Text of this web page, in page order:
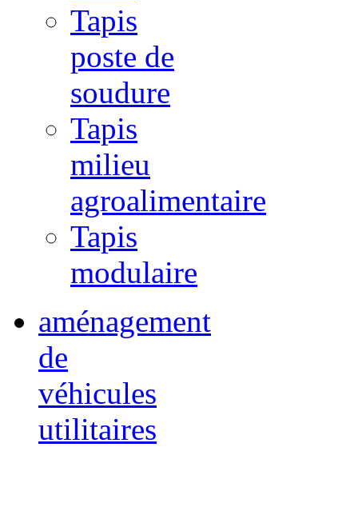
Tapis
poste de
soudure
Tapis
milieu
agroalimentaire
Tapis
modulaire
aménagement
de
véhicules
utilitaires